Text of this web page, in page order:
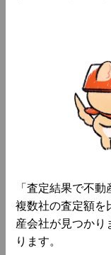
「査定結果で不動
複数社の査定額を
産会社が見つか
ります。